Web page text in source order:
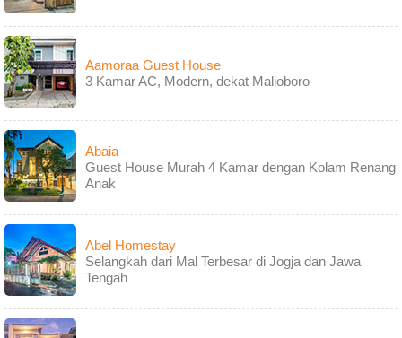
Aamoraa Guest House
3 Kamar AC, Modern, dekat Malioboro
Abaia
Guest House Murah 4 Kamar dengan Kolam Renang
Anak
Abel Homestay
Selangkah dari Mal Terbesar di Jogja dan Jawa
Tengah